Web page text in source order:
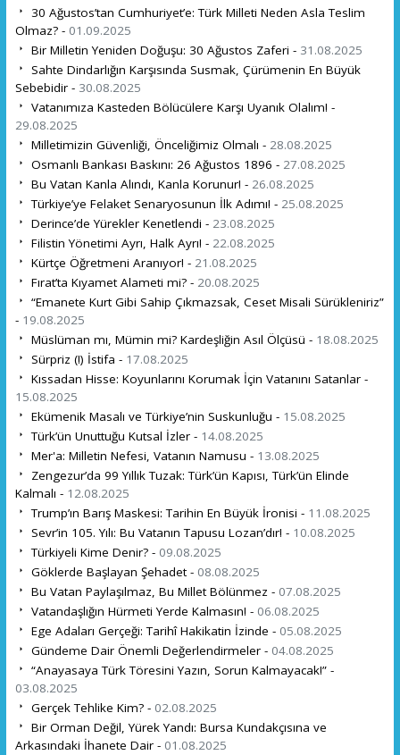
30 Ağustos’tan Cumhuriyet’e: Türk Milleti Neden Asla Teslim
Olmaz? - 01.09.2025
Bir Milletin Yeniden Doğuşu: 30 Ağustos Zaferi - 31.08.2025
Sahte Dindarlığın Karşısında Susmak, Çürümenin En Büyük
Sebebidir - 30.08.2025
Vatanımıza Kasteden Bölücülere Karşı Uyanık Olalım! -
29.08.2025
Milletimizin Güvenliği, Önceliğimiz Olmalı - 28.08.2025
Osmanlı Bankası Baskını: 26 Ağustos 1896 - 27.08.2025
Bu Vatan Kanla Alındı, Kanla Korunur! - 26.08.2025
Türkiye’ye Felaket Senaryosunun İlk Adımı! - 25.08.2025
Derince’de Yürekler Kenetlendi - 23.08.2025
Filistin Yönetimi Ayrı, Halk Ayrı! - 22.08.2025
Kürtçe Öğretmeni Aranıyor! - 21.08.2025
Fırat’ta Kıyamet Alameti mi? - 20.08.2025
“Emanete Kurt Gibi Sahip Çıkmazsak, Ceset Misali Sürükleniriz”
- 19.08.2025
Müslüman mı, Mümin mi? Kardeşliğin Asıl Ölçüsü - 18.08.2025
Sürpriz (!) İstifa - 17.08.2025
Kıssadan Hisse: Koyunlarını Korumak İçin Vatanını Satanlar -
15.08.2025
Ekümenik Masalı ve Türkiye’nin Suskunluğu - 15.08.2025
Türk’ün Unuttuğu Kutsal İzler - 14.08.2025
Mer'a: Milletin Nefesi, Vatanın Namusu - 13.08.2025
Zengezur’da 99 Yıllık Tuzak: Türk’ün Kapısı, Türk’ün Elinde
Kalmalı - 12.08.2025
Trump’ın Barış Maskesi: Tarihin En Büyük İronisi - 11.08.2025
Sevr’in 105. Yılı: Bu Vatanın Tapusu Lozan’dır! - 10.08.2025
Türkiyeli Kime Denir? - 09.08.2025
Göklerde Başlayan Şehadet - 08.08.2025
Bu Vatan Paylaşılmaz, Bu Millet Bölünmez - 07.08.2025
Vatandaşlığın Hürmeti Yerde Kalmasın! - 06.08.2025
Ege Adaları Gerçeği: Tarihî Hakikatin İzinde - 05.08.2025
Gündeme Dair Önemli Değerlendirmeler - 04.08.2025
“Anayasaya Türk Töresini Yazın, Sorun Kalmayacak!” -
03.08.2025
Gerçek Tehlike Kim? - 02.08.2025
Bir Orman Değil, Yürek Yandı: Bursa Kundakçısına ve
Arkasındaki İhanete Dair - 01.08.2025